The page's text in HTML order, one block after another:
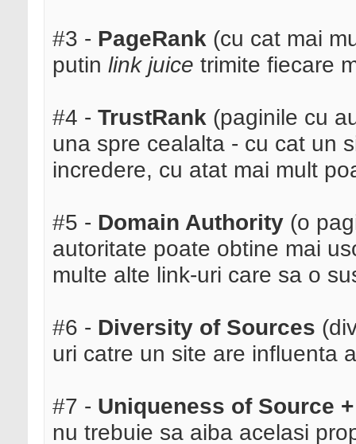
#3 - PageRank (cu cat mai
putin link juice trimite fiecare
#4 - TrustRank (paginile cu
una spre cealalta - cu cat un
incredere, cu atat mai mult
#5 - Domain Authority (o
autoritate poate obtine mai
multe alte link-uri care sa o
#6 - Diversity of Sources
uri catre un site are influenta
#7 - Uniqueness of Source
nu trebuie sa aiba acelasi